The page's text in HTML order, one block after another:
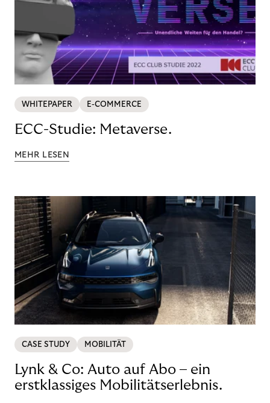
WHITEPAPER E-COMMERCE
ECC-Studie: Metaverse.
MEHR LESEN
CASE STUDY MOBILITÄT
Lynk & Co: Auto auf Abo – ein
erstklassiges Mobilitätserlebnis.